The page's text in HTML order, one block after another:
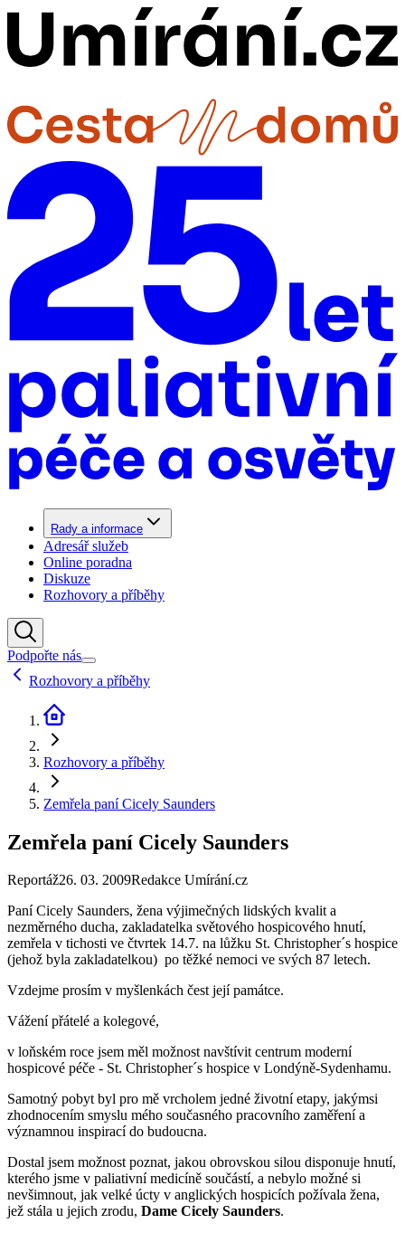
Rady a informace
Adresář služeb
Online poradna
Diskuze
Rozhovory a příběhy
Podpořte nás
Rozhovory a příběhy
Rozhovory a příběhy
Zemřela paní Cicely Saunders
Zemřela paní Cicely Saunders
Reportáž26. 03. 2009Redakce Umírání.cz
Paní Cicely Saunders, žena výjimečných lidských kvalit a
nezměrného ducha, zakladatelka světového hospicového hnutí,
zemřela v tichosti ve čtvrtek 14.7. na lůžku St. Christopher´s hospice
(jehož byla zakladatelkou) po těžké nemoci ve svých 87 letech.
Vzdejme prosím v myšlenkách čest její památce.
Vážení přátelé a kolegové,
v loňském roce jsem měl možnost navštívit centrum moderní
hospicové péče - St. Christopher´s hospice v Londýně-Sydenhamu.
Samotný pobyt byl pro mě vrcholem jedné životní etapy, jakýmsi
zhodnocením smyslu mého současného pracovního zaměření a
významnou inspirací do budoucna.
Dostal jsem možnost poznat, jakou obrovskou silou disponuje hnutí,
kterého jsme v paliativní medicíně součástí, a nebylo možné si
nevšimnout, jak velké úcty v anglických hospicích požívala žena,
jež stála u jejich zrodu, Dame Cicely Saunders.